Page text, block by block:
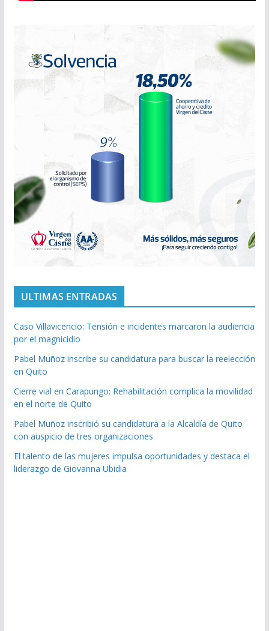
ULTIMAS ENTRADAS
Caso Villavicencio: Tensión e incidentes marcaron la audiencia
por el magnicidio
Pabel Muñoz inscribe su candidatura para buscar la reelección
en Quito
Cierre vial en Carapungo: Rehabilitación complica la movilidad
en el norte de Quito
Pabel Muñoz inscribió su candidatura a la Alcaldía de Quito
con auspicio de tres organizaciones
El talento de las mujeres impulsa oportunidades y destaca el
liderazgo de Giovanna Ubidia